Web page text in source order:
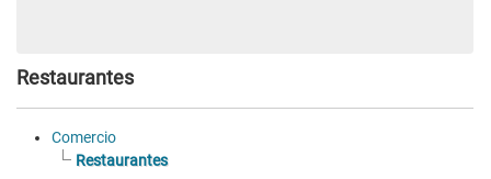
Restaurantes
Comercio
Restaurantes